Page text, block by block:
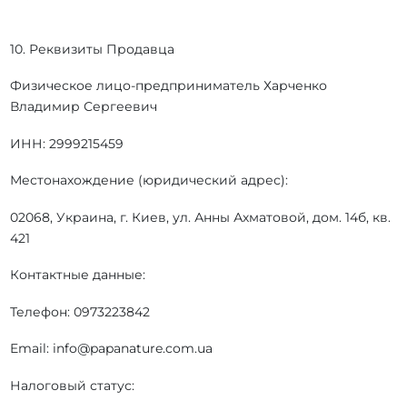
10. Реквизиты Продавца
Физическое лицо-предприниматель Харченко
Владимир Сергеевич
ИНН: 2999215459
Местонахождение (юридический адрес):
02068, Украина, г. Киев, ул. Анны Ахматовой, дом. 14б, кв.
421
Контактные данные:
Телефон: 0973223842
Email: info@papanature.com.ua
Налоговый статус: